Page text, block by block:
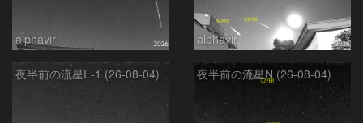
alphavir alphavir
夜半前の流星E-1 (26-08-04) 夜半前の流星N (26-08-04)